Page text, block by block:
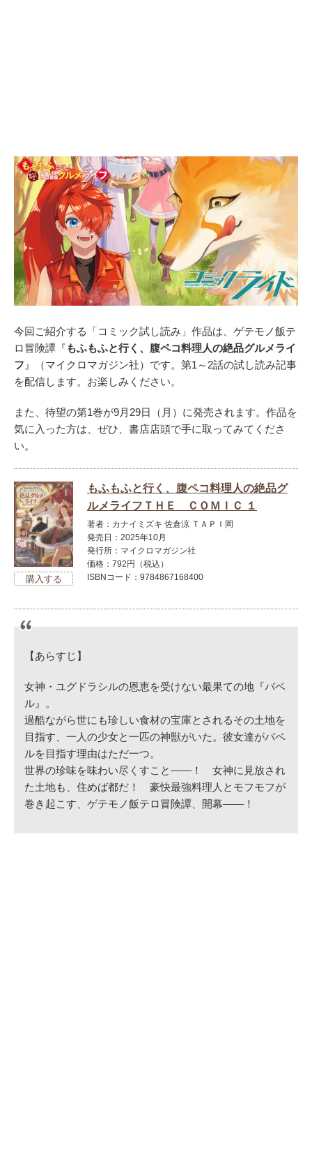
今回ご紹介する「コミック試し読み」作品は、ゲテモノ飯テ
ロ冒険譚『もふもふと行く、腹ペコ料理人の絶品グルメライ
フ 』（マイクロマガジン社）です。第1～2話の試し読み記事
を配信します。お楽しみください。
また、待望の第1巻が9月29日（月）に発売されます。作品を
気に入った方は、ぜひ、書店店頭で手に取ってみてくださ
い。
もふもふと行く、腹ペコ料理人の絶品グ
ルメライフＴＨＥ ＣＯＭＩＣ １
著者：カナイミズキ 佐倉涼 ＴＡＰＩ岡
発売日：2025年10月
発行所：マイクロマガジン社
価格：792円（税込）
ISBNコード：9784867168400
【あらすじ】
女神・ユグドラシルの恩恵を受けない最果ての地『バベ
ル』。
過酷ながら世にも珍しい食材の宝庫とされるその土地を
目指す、一人の少女と一匹の神獣がいた。彼女達がバベ
ルを目指す理由はただ一つ。
世界の珍味を味わい尽くすこと――！ 女神に見放され
た土地も、住めば都だ！ 豪快最強料理人とモフモフが
巻き起こす、ゲテモノ飯テロ冒険譚、開幕――！